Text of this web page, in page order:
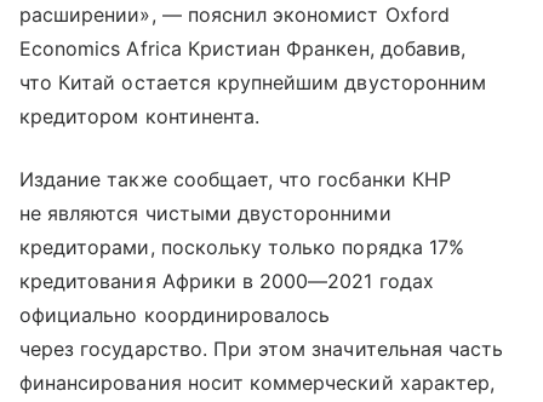
расширении», — пояснил экономист Oxford
Economics Africa Кристиан Франкен, добавив,
что Китай остается крупнейшим двусторонним
кредитором континента.
Издание также сообщает, что госбанки КНР
не являются чистыми двусторонними
кредиторами, поскольку только порядка 17%
кредитования Африки в 2000—2021 годах
официально координировалось
через государство. При этом значительная часть
финансирования носит коммерческий характер,